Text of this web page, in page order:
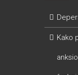
Kako